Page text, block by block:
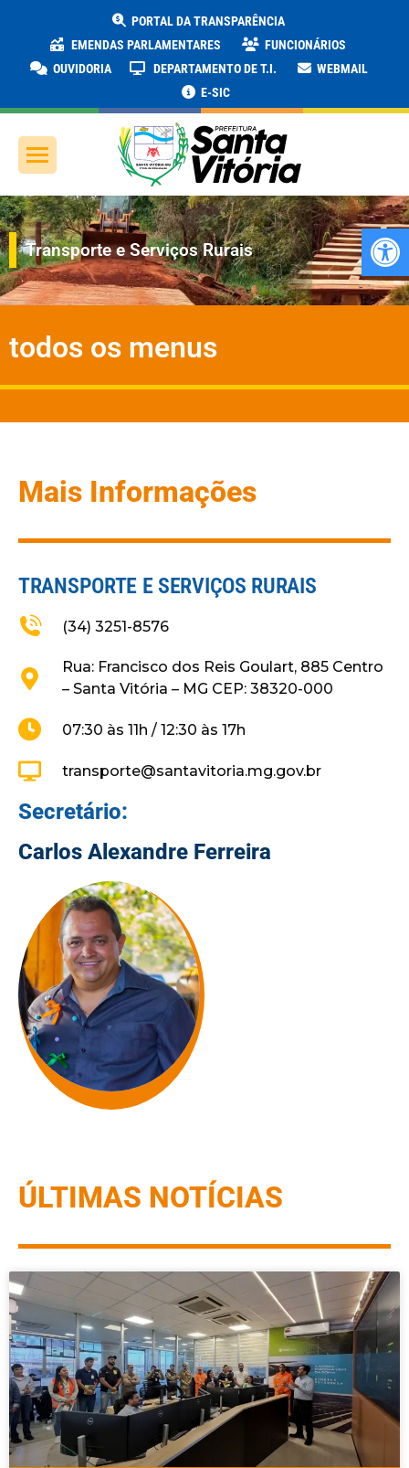
PORTAL DA TRANSPARÊNCIA
EMENDAS PARLAMENTARES
FUNCIONÁRIOS
OUVIDORIA
DEPARTAMENTO DE T.I.
WEBMAIL
E-SIC
Transporte e Serviços Rurais
todos os menus
Mais Informações
TRANSPORTE E SERVIÇOS RURAIS
(34) 3251-8576
Rua: Francisco dos Reis Goulart, 885 Centro
– Santa Vitória – MG CEP: 38320-000
07:30 às 11h / 12:30 às 17h
transporte@santavitoria.mg.gov.br
Secretário:
Carlos Alexandre Ferreira
ÚLTIMAS NOTÍCIAS